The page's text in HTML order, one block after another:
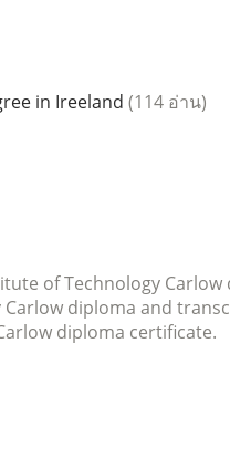
in Ireeland (114 อ่าน)
of Technology
diploma and
diploma certificate.